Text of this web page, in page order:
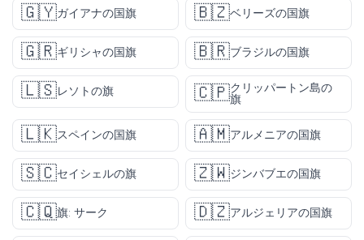
🇬🇾ガイアナの国旗 🇧🇿ベリーズの国旗
🇬🇷ギリシャの国旗 🇧🇷ブラジルの国旗
🇱🇸レソトの旗 🇨🇵クリッパートン島の
旗
🇱🇰スペインの国旗 🇦🇲アルメニアの国旗
🇸🇨セイシェルの旗 🇿🇼ジンバブエの国旗
🇨🇶旗: サーク 🇩🇿アルジェリアの国旗